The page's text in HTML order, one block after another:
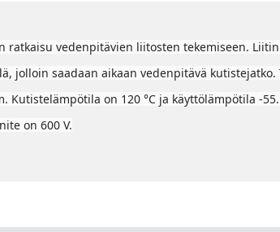
ratkaisu vedenpitävien liitosten tekemiseen.
jolloin saadaan aikaan vedenpitävä kutistejatko.
Kutistelämpötila on 120 °C ja käyttölämpötila -
on 600 V.